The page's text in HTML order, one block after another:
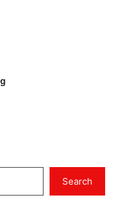
Search